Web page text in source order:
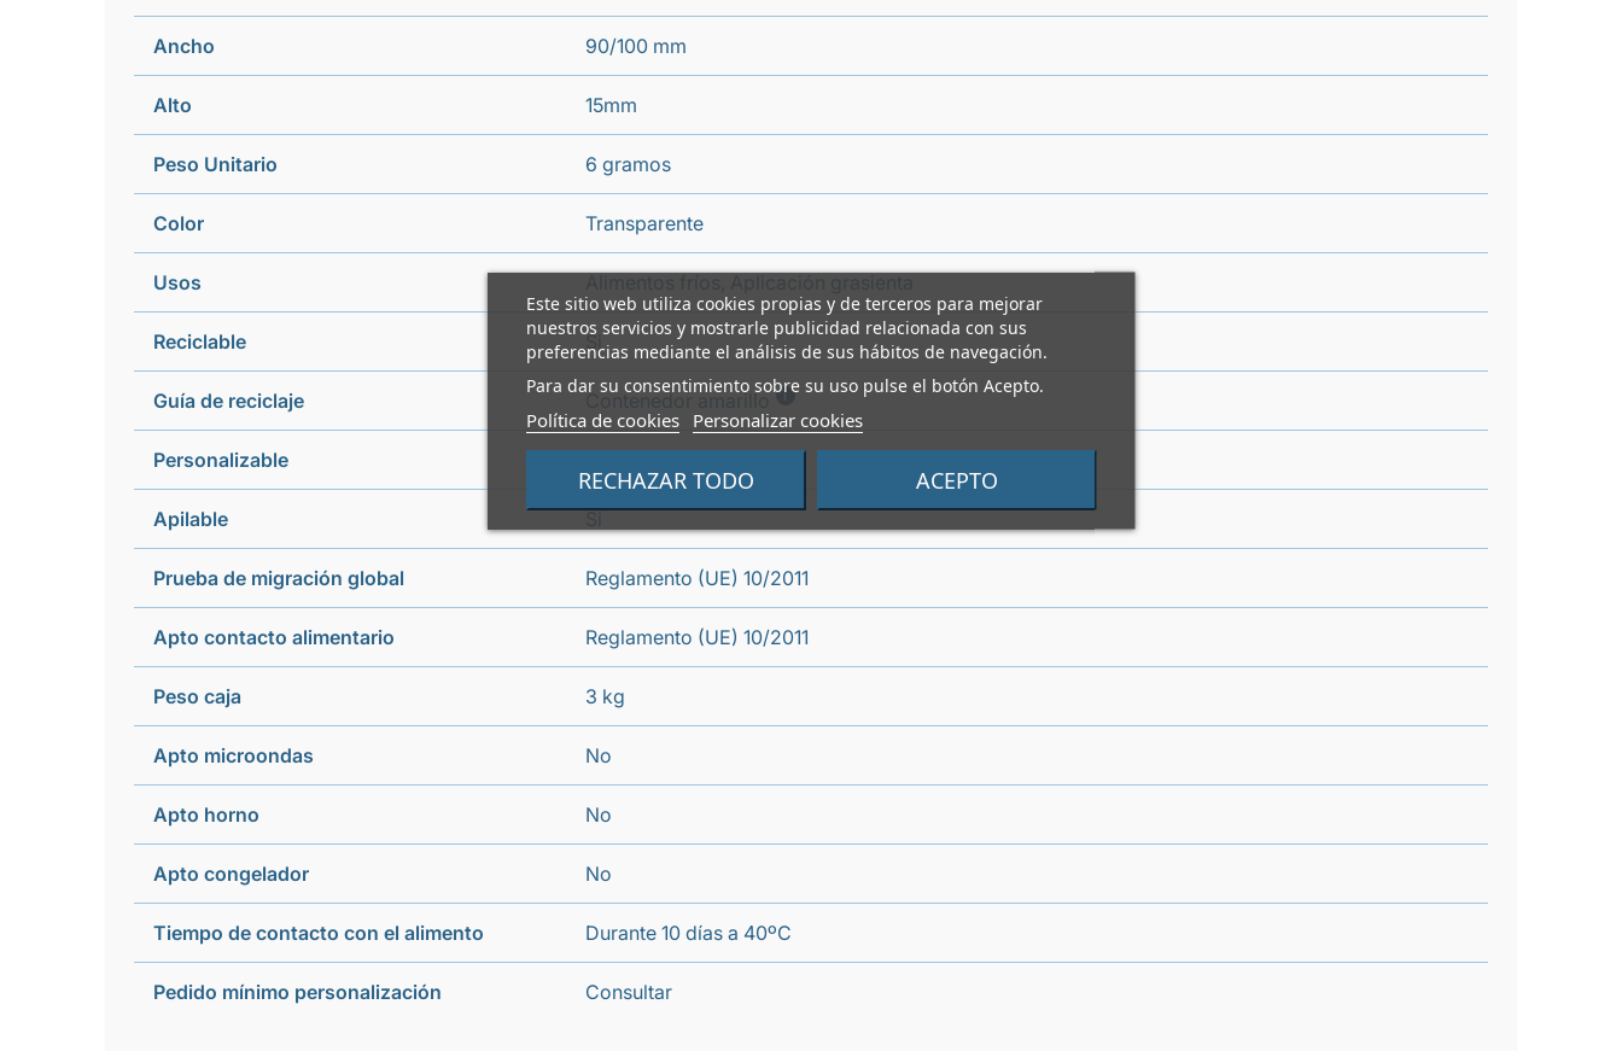
Este sitio web utiliza cookies propias y de terceros para mejorar
nuestros servicios y mostrarle publicidad relacionada con sus
preferencias mediante el análisis de sus hábitos de navegación.
Para dar su consentimiento sobre su uso pulse el botón Acepto.
Política de cookies Personalizar cookies
RECHAZAR TODO ACEPTO
Ancho 90/100 mm
Alto 15mm
Peso Unitario 6 gramos
Color Transparente
Usos
Reciclable Si
Guía de reciclaje i
Personalizable
Apilable
Prueba de migración global Reglamento (UE) 10/2011
Apto contacto alimentario Reglamento (UE) 10/2011
Peso caja 3 kg
Apto microondas No
Apto horno No
Apto congelador No
Tiempo de contacto con el alimento Durante 10 días a 40ºC
Pedido mínimo personalización Consultar